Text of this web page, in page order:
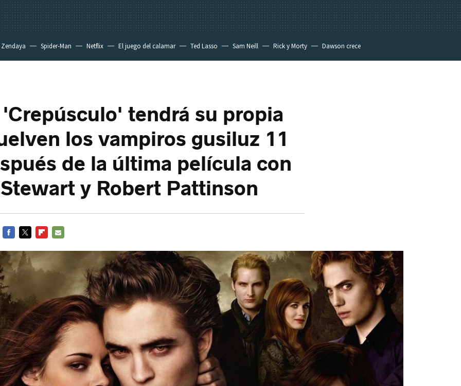
Zendaya Spider-Man Netflix El juego del calamar Ted Lasso Sam Neill Rick y Morty Dawson crece
'Crepúsculo' tendrá su propia
los vampiros gusiluz 11
de la última película con
y Robert Pattinson